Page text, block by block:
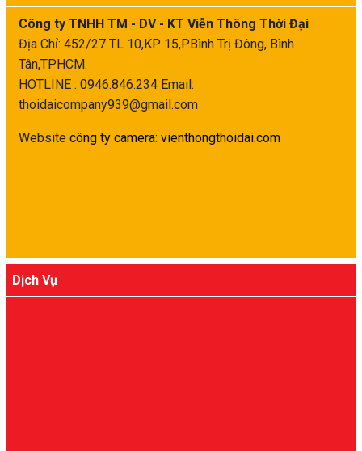
Công ty TNHH TM - DV - KT Viễn Thông Thời Đại
Địa Chỉ: 452/27 TL 10,KP 15,P.Bình Trị Đông, Bình
Tân,TPHCM.
HOTLINE : 0946.846.234 Email:
thoidaicompany939@gmail.com
Website công ty camera: vienthongthoidai.com
Dịch Vụ